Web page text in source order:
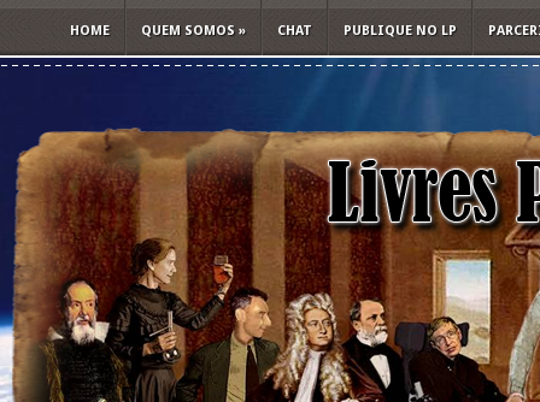
HOME QUEM SOMOS » CHAT PUBLIQUE NO LP